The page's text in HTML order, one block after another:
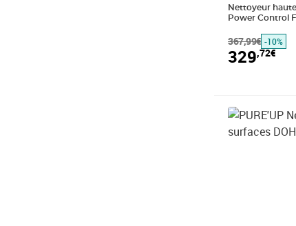
Nettoyeur
Power Control
367,99€ -10%
329,72€
Prix 184,98€